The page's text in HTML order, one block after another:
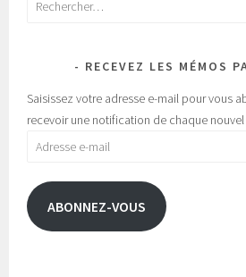
RECEVEZ LES MÉMOS
Saisissez votre adresse e-mail pour vous
recevoir une notification de chaque
Adresse
mail
ABONNEZ-VOUS